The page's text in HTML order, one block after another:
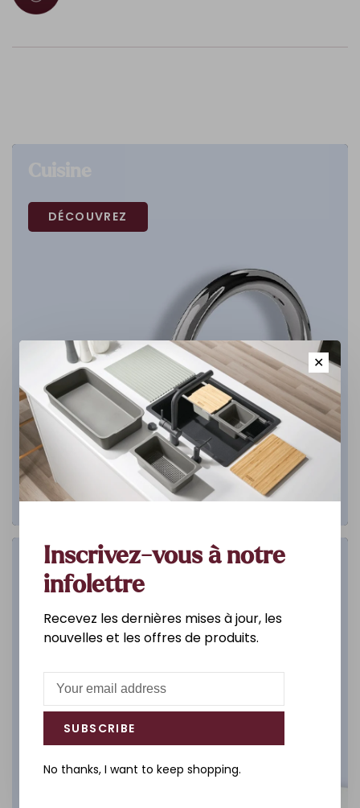
DÉCOUVREZ
Salle de bain
DÉCOUVREZ
✕
Inscrivez-vous à notre
infolettre
Recevez les dernières mises à jour, les
nouvelles et les offres de produits.
SUBSCRIBE
No thanks, I want to keep shopping.